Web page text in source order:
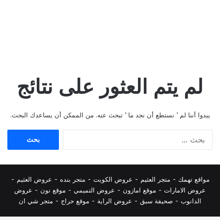
لم يتم العثور على نتائج
يبدوا أننا لم ’ نستطع أن نجد ما ’ تبحث عنه. من الممكن أن يساعدك البحث.
مواقع تهمك - متجر العثيم - عروض الكويت - متجر بنده - عروض العثيم -
عروض الامارات - موقع امازون - عروض التميمي - موقع نون - عروض
الدانوب - صحيفة سبق - عروض الراية - موقع حراج - متجر شي ان